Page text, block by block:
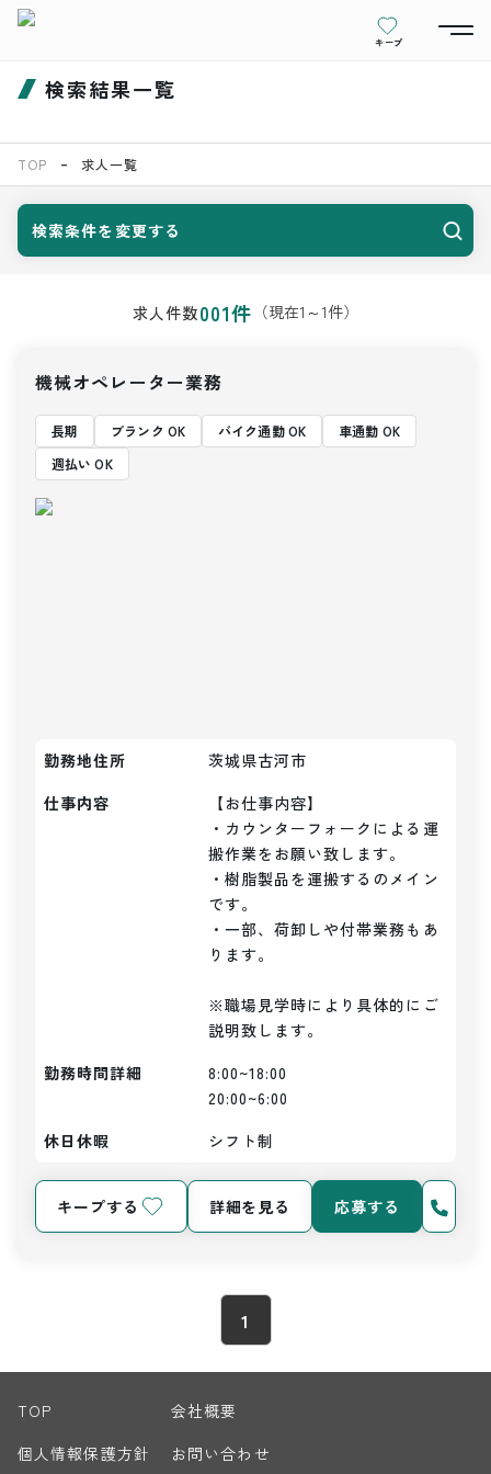
キープ
検索結果一覧
TOP 求人一覧
検索条件を変更する
求人件数001件 （現在1 ～1件）
機械オペレーター業務
長期 ブランク OK バイク通勤 OK
車通勤 OK
週払い OK
勤務地住所
茨城県古河市
仕事内容
【お仕事内容】
・カウンターフォークによる運
搬作業をお願い致します。
・樹脂製品を運搬するのメイン
です。
・一部、荷卸しや付帯業務もあ
ります。
※職場見学時により具体的にご
説明致します。
勤務時間詳細
8:00~18:00
20:00~6:00
休日休暇
シフト制
キープする 詳細を見る 応募する
1
TOP
会社概要
個人情報保護方針
お問い合わせ